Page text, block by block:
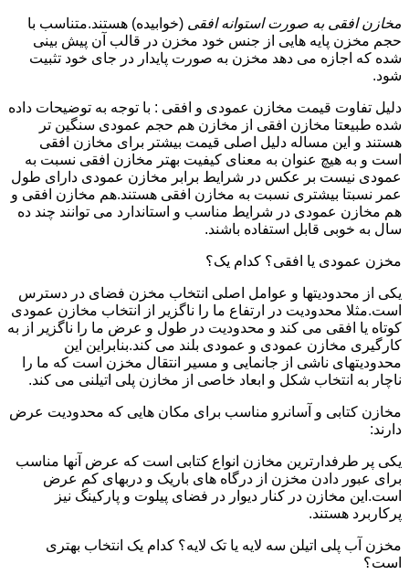
مخازن افقی به صورت استوانه افقی (خوابیده) هستند.متناسب با
حجم مخزن پایه هایی از جنس خود مخزن در قالب آن پیش بینی
شده که اجازه می دهد مخزن به صورت پایدار در جای خود تثبیت
شود.
دلیل تفاوت قیمت مخازن عمودی و افقی : با توجه به توضیحات داده
شده طبیعتا مخازن افقی از مخازن هم حجم عمودی سنگین تر
هستند و این مساله دلیل اصلی قیمت بیشتر برای مخازن افقی
است و به هیچ عنوان به معنای کیفیت بهتر مخازن افقی نسبت به
عمودی نیست بر عکس در شرایط برابر مخازن عمودی دارای طول
عمر نسبتا بیشتری نسبت به مخازن افقی هستند.هم مخازن افقی و
هم مخازن عمودی در شرایط مناسب و استاندارد می توانند چند ده
سال به خوبی قابل استفاده باشند.
مخزن عمودی یا افقی؟ کدام یک؟
یکی از محدودیتها و عوامل اصلی انتخاب مخزن فضای در دسترس
است.مثلا محدودیت در ارتفاع ما را ناگزیر از انتخاب مخازن عمودی
کوتاه یا افقی می کند و محدودیت در طول و عرض ما را ناگزیر از به
کارگیری مخازن عمودی و عمودی بلند می کند.بنابراین این
محدودیتهای ناشی از جانمایی و مسیر انتقال مخزن است که ما را
ناچار به انتخاب شکل و ابعاد خاصی از مخازن پلی اتیلنی می کند.
مخازن کتابی و آسانرو مناسب برای مکان هایی که محدودیت عرض
دارند:
یکی پر طرفدارترین مخازن انواع کتابی است که عرض آنها مناسب
برای عبور دادن مخزن از درگاه های باریک و دربهای کم عرض
است.این مخازن در کنار دیوار در فضای پیلوت و پارکینگ نیز
پرکاربرد هستند.
مخزن آب پلی اتیلن سه لایه یا تک لایه؟ کدام یک انتخاب بهتری
است؟